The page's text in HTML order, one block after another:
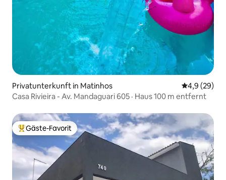
Privatunterkunft in Matinhos
4,9 (29)
Casa Rivieira - Av. Mandaguari 605 · Haus 100 m entfernt
Beliebter Gäste-Favorit.
Gäste-Favorit